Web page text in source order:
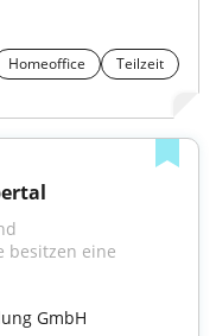
Homeoffice
Teilzeit
besitzen eine
GmbH